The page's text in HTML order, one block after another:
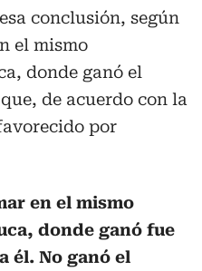
conclusión, según
el mismo
donde ganó el
de acuerdo con la
por
en el mismo
donde ganó fue
él. No ganó el